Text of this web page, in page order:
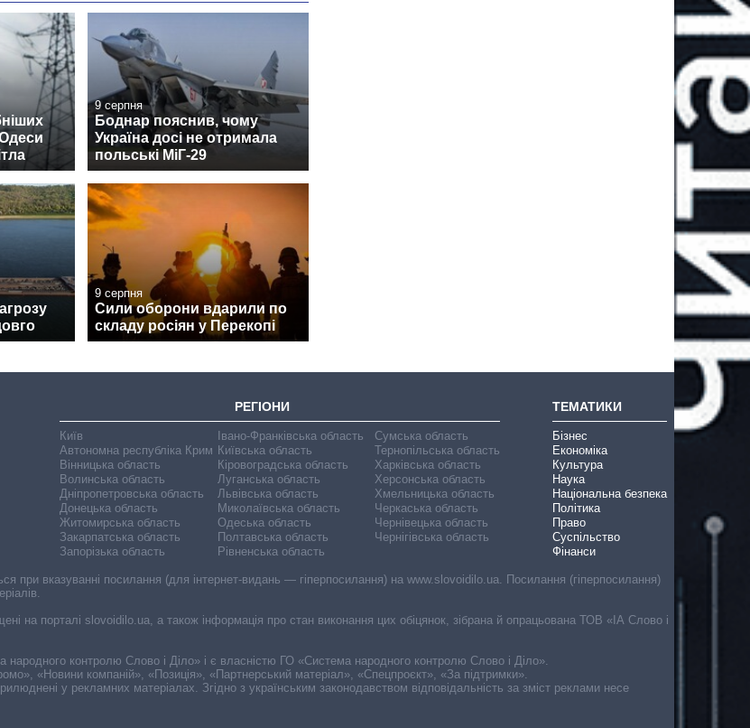
9 серпня
Боднар пояснив, чому
Україна досі не отримала
польські МіГ-29
9 серпня
Сили оборони вдарили по
складу росіян у Перекопі
РЕГІОНИ
Київ
Автономна республіка Крим
Вінницька область
Волинська область
Дніпропетровська область
Донецька область
Житомирська область
Закарпатська область
Запорізька область
Івано-Франківська область
Київська область
Кіровоградська область
Луганська область
Львівська область
Миколаївська область
Одеська область
Полтавська область
Рівненська область
Сумська область
Тернопільська область
Харківська область
Херсонська область
Хмельницька область
Черкаська область
Чернівецька область
Чернігівська область
ТЕМАТИКИ
Бізнес
Економіка
Культура
Наука
Національна безпека
Політика
Право
Суспільство
Фінанси
при вказуванні посилання (для інтернет-видань — гіперпосилання) на www.slovoidilo.ua. Посилання (гіперпосилання)
на порталі slovoidilo.ua, а також інформація про стан виконання цих обіцянок, зібрана й опрацьована ТОВ «ІА Слово і
народного контролю Слово і Діло» і є власністю ГО «Система народного контролю Слово і Діло».
«Новини компаній», «Позиція», «Партнерський матеріал», «Спецпроєкт», «За підтримки».
у рекламних матеріалах. Згідно з українським законодавством відповідальність за зміст реклами несе